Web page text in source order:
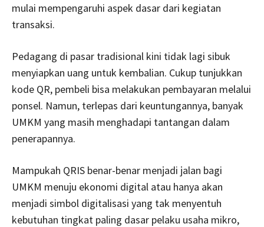
mulai mempengaruhi aspek dasar dari kegiatan
transaksi.
Pedagang di pasar tradisional kini tidak lagi sibuk
menyiapkan uang untuk kembalian. Cukup tunjukkan
kode QR, pembeli bisa melakukan pembayaran melalui
ponsel. Namun, terlepas dari keuntungannya, banyak
UMKM yang masih menghadapi tantangan dalam
penerapannya.
Mampukah QRIS benar-benar menjadi jalan bagi
UMKM menuju ekonomi digital atau hanya akan
menjadi simbol digitalisasi yang tak menyentuh
kebutuhan tingkat paling dasar pelaku usaha mikro,